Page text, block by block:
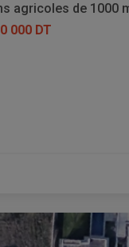
agricoles de 1000
000 DT